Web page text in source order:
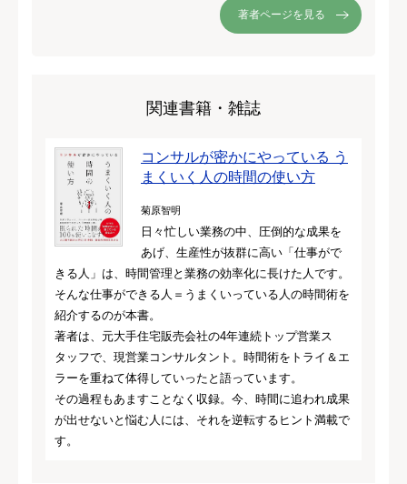
著者ページを見る
関連書籍・雑誌
コンサルが密かにやっている う
まくいく人の時間の使い方
菊原智明
日々忙しい業務の中、圧倒的な成果を
あげ、生産性が抜群に高い「仕事がで
きる人」は、時間管理と業務の効率化に長けた人です。
そんな仕事ができる人＝うまくいっている人の時間術を
紹介するのが本書。
著者は、元大手住宅販売会社の4年連続トップ営業ス
タッフで、現営業コンサルタント。時間術をトライ＆エ
ラーを重ねて体得していったと語っています。
その過程もあますことなく収録。今、時間に追われ成果
が出せないと悩む人には、それを逆転するヒント満載で
す。